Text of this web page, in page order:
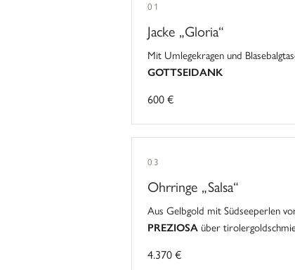
01
Jacke „Gloria“
Mit Umlegekragen und
GOTTSEIDANK
600 €
03
Ohrringe „Salsa“
Aus Gelbgold mit Südseeperlen
PREZIOSA über
4.370 €